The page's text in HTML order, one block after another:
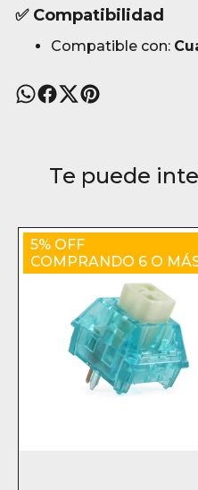
✅ Compatibilidad
Compatible con:
Te puede
5% OFF
COMPRANDO 6 O